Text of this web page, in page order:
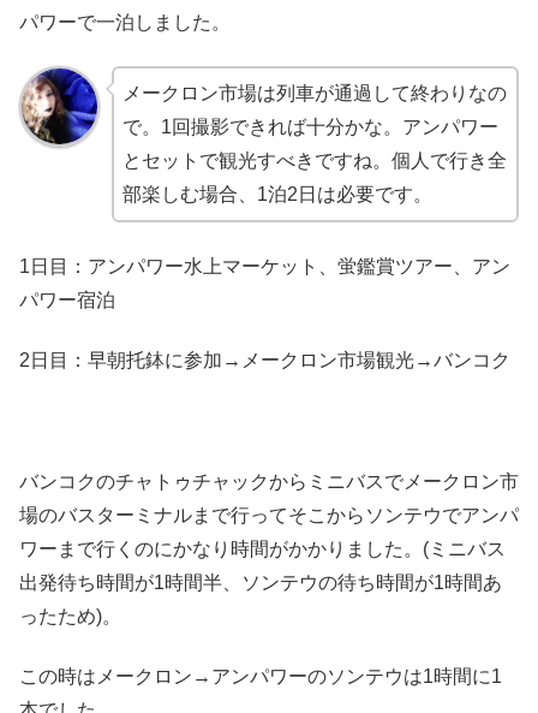
パワーで一泊しました。
メークロン市場は列車が通過して終わりなの
で。1回撮影できれば十分かな。アンパワー
とセットで観光すべきですね。個人で行き全
部楽しむ場合、1泊2日は必要です。
1日目：アンパワー水上マーケット、蛍鑑賞ツアー、アン
パワー宿泊
2日目：早朝托鉢に参加→メークロン市場観光→バンコク
バンコクのチャトゥチャックからミニバスでメークロン市
場のバスターミナルまで行ってそこからソンテウでアンパ
ワーまで行くのにかなり時間がかかりました。(ミニバス
出発待ち時間が1時間半、ソンテウの待ち時間が1時間あ
ったため)。
この時はメークロン→アンパワーのソンテウは1時間に1